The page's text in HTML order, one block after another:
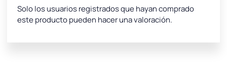
Solo los usuarios registrados que hayan comprado
este producto pueden hacer una valoración.